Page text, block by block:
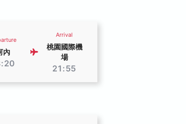
內
Arrival
桃園國際機
場
21:55